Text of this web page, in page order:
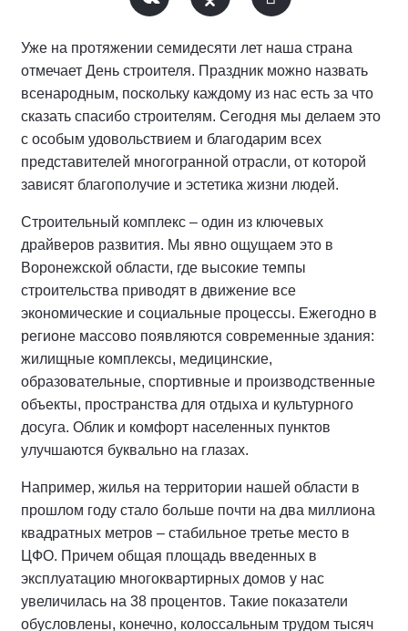
Уже на протяжении семидесяти лет наша страна
отмечает День строителя. Праздник можно назвать
всенародным, поскольку каждому из нас есть за что
сказать спасибо строителям. Сегодня мы делаем это
с особым удовольствием и благодарим всех
представителей многогранной отрасли, от которой
зависят благополучие и эстетика жизни людей.
Строительный комплекс – один из ключевых
драйверов развития. Мы явно ощущаем это в
Воронежской области, где высокие темпы
строительства приводят в движение все
экономические и социальные процессы. Ежегодно в
регионе массово появляются современные здания:
жилищные комплексы, медицинские,
образовательные, спортивные и производственные
объекты, пространства для отдыха и культурного
досуга. Облик и комфорт населенных пунктов
улучшаются буквально на глазах.
Например, жилья на территории нашей области в
прошлом году стало больше почти на два миллиона
квадратных метров – стабильное третье место в
ЦФО. Причем общая площадь введенных в
эксплуатацию многоквартирных домов у нас
увеличилась на 38 процентов. Такие показатели
обусловлены, конечно, колоссальным трудом тысяч